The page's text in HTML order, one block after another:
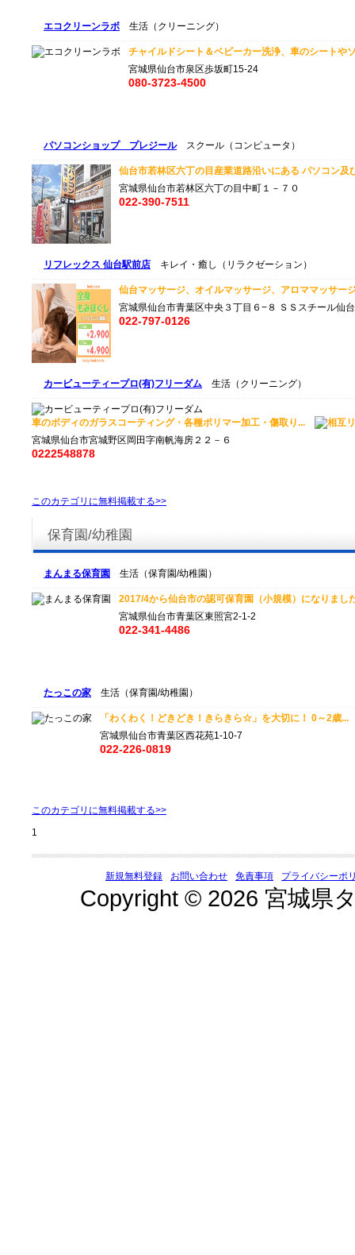
エコクリーンラボ 生活（クリーニング）
チャイルドシート＆ベビーカー洗浄、車のシート
宮城県仙台市泉区歩坂町15-24
080-3723-4500
パソコンショップ プレジールスクール（コンピュータ）
仙台市若林区六丁の目産業道路沿いにある パソコン
宮城県仙台市若林区六丁の目中町１－７０
022-390-7511
リフレックス 仙台駅前店 キレイ・癒し（リラクゼーション）
仙台マッサージ、オイルマッサージ、アロママッサ
宮城県仙台市青葉区中央３丁目６−８ ＳＳスチール仙
022-797-0126
カービューティープロ(有)フリーダム 生活（クリーニング）
車のボディのガラスコーティング・各種ポリマー加工・傷取り...
宮城県仙台市宮城野区岡田字南帆海房２２－６
0222548878
このカテゴリに無料掲載する>>
保育園/幼稚園
まんまる保育園 生活（保育園/幼稚園）
2017/4から仙台市の認可保育園（小規模）になりまし
宮城県仙台市青葉区東照宮2-1-2
022-341-4486
たっこの家 生活（保育園/幼稚園）
「わくわく！どきどき！きらきら☆」を大切に！ 0～2歳...
宮城県仙台市青葉区西花苑1-10-7
022-226-0819
このカテゴリに無料掲載する>>
1
新規無料登録 お問い合わせ 免責事項 プライバシーポ
Copyright © 2026 宮城県